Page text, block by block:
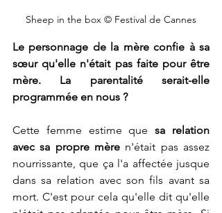
Sheep in the box © Festival de Cannes
Le personnage de la mère confie à sa
sœur qu'elle n'était pas faite pour être
mère. La parentalité serait-elle
programmée en nous ?
Cette femme estime que sa relation
avec sa propre mère n'était pas assez
nourrissante, que ça l'a affectée jusque
dans sa relation avec son fils avant sa
mort. C'est pour cela qu'elle dit qu'elle